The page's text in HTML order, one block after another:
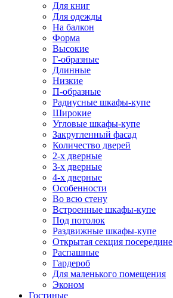
Для книг
Для одежды
На балкон
Форма
Высокие
Г-образные
Длинные
Низкие
П-образные
Радиусные шкафы-купе
Широкие
Угловые шкафы-купе
Закругленный фасад
Количество дверей
2-х дверные
3-х дверные
4-х дверные
Особенности
Во всю стену
Встроенные шкафы-купе
Под потолок
Раздвижные шкафы-купе
Открытая секция посередине
Распашные
Гардероб
Для маленького помещения
Эконом
Гостиные